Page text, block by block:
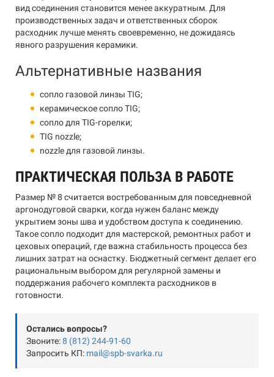
вид соединения становится менее аккуратным. Для
производственных задач и ответственных сборок
расходник лучше менять своевременно, не дожидаясь
явного разрушения керамики.
Альтернативные названия
сопло газовой линзы TIG;
керамическое сопло TIG;
сопло для TIG-горелки;
TIG nozzle;
nozzle для газовой линзы.
ПРАКТИЧЕСКАЯ ПОЛЬЗА В РАБОТЕ
Размер № 8 считается востребованным для повседневной
аргонодуговой сварки, когда нужен баланс между
укрытием зоны шва и удобством доступа к соединению.
Такое сопло подходит для мастерской, ремонтных работ и
цеховых операций, где важна стабильность процесса без
лишних затрат на оснастку. Бюджетный сегмент делает его
рациональным выбором для регулярной замены и
поддержания рабочего комплекта расходников в
готовности.
Остались вопросы?
Звоните:8 (812) 244-91-60
Запросить КП: mail@spb-svarka.ru